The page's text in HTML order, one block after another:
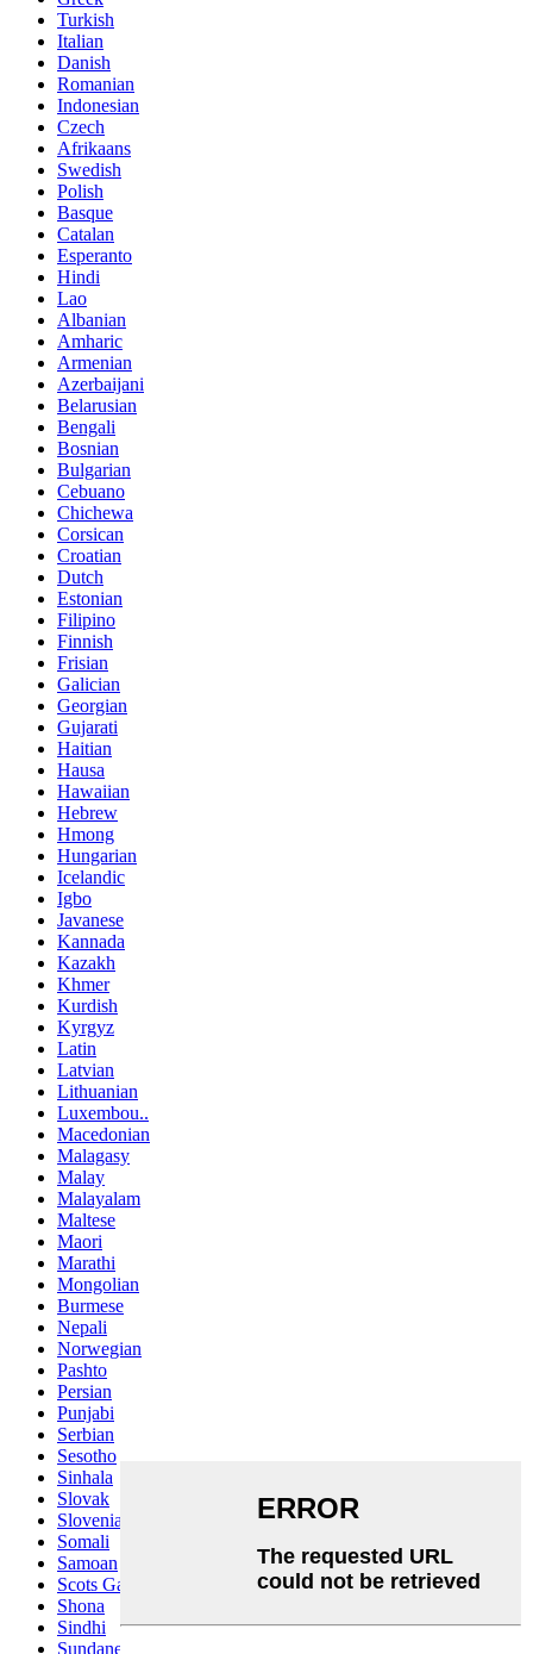
Turkish
Italian
Danish
Romanian
Indonesian
Czech
Afrikaans
Swedish
Polish
Basque
Catalan
Esperanto
Hindi
Lao
Albanian
Amharic
Armenian
Azerbaijani
Belarusian
Bengali
Bosnian
Bulgarian
Cebuano
Chichewa
Corsican
Croatian
Dutch
Estonian
Filipino
Finnish
Frisian
Galician
Georgian
Gujarati
Haitian
Hausa
Hawaiian
Hebrew
Hmong
Hungarian
Icelandic
Igbo
Javanese
Kannada
Kazakh
Khmer
Kurdish
Kyrgyz
Latin
Latvian
Lithuanian
Luxembou..
Macedonian
Malagasy
Malay
Malayalam
Maltese
Maori
Marathi
Mongolian
Burmese
Nepali
Norwegian
Pashto
Persian
Punjabi
Serbian
Sesotho
Sinhala
Slovak
Slovenian
Somali
Samoan
Scots Gaelic
Shona
Sindhi
Sundanese